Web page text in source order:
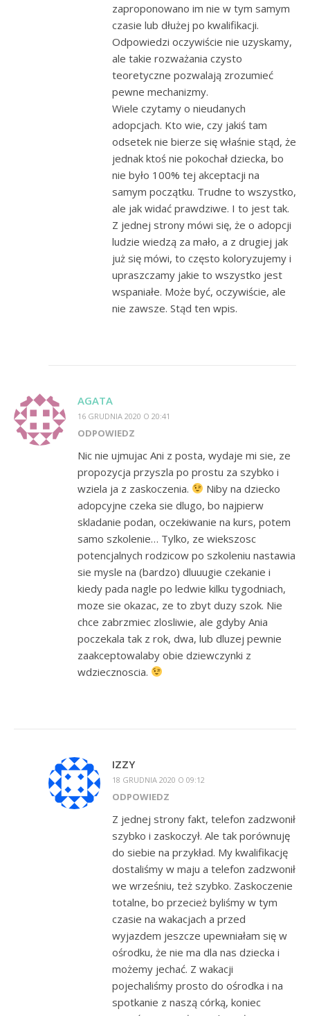
zaproponowano im nie w tym samym
czasie lub dłużej po kwalifikacji.
Odpowiedzi oczywiście nie uzyskamy,
ale takie rozważania czysto
teoretyczne pozwalają zrozumieć
pewne mechanizmy.
Wiele czytamy o nieudanych
adopcjach. Kto wie, czy jakiś tam
odsetek nie bierze się właśnie stąd, że
jednak ktoś nie pokochał dziecka, bo
nie było 100% tej akceptacji na
samym początku. Trudne to wszystko,
ale jak widać prawdziwe. I to jest tak.
Z jednej strony mówi się, że o adopcji
ludzie wiedzą za mało, a z drugiej jak
już się mówi, to często koloryzujemy i
upraszczamy jakie to wszystko jest
wspaniałe. Może być, oczywiście, ale
nie zawsze. Stąd ten wpis.
AGATA
16 GRUDNIA 2020 O 20:41
ODPOWIEDZ
Nic nie ujmujac Ani z posta, wydaje mi sie, ze
propozycja przyszla po prostu za szybko i
wziela ja z zaskoczenia.
Niby na dziecko
adopcyjne czeka sie dlugo, bo najpierw
skladanie podan, oczekiwanie na kurs, potem
samo szkolenie… Tylko, ze wiekszosc
potencjalnych rodzicow po szkoleniu nastawia
sie mysle na (bardzo) dluuugie czekanie i
kiedy pada nagle po ledwie kilku tygodniach,
moze sie okazac, ze to zbyt duzy szok. Nie
chce zabrzmiec zlosliwie, ale gdyby Ania
poczekala tak z rok, dwa, lub dluzej pewnie
zaakceptowalaby obie dziewczynki z
wdziecznoscia.
IZZY
18 GRUDNIA 2020 O 09:12
ODPOWIEDZ
Z jednej strony fakt, telefon zadzwonił
szybko i zaskoczył. Ale tak porównuję
do siebie na przykład. My kwalifikację
dostaliśmy w maju a telefon zadzwonił
we wrześniu, też szybko. Zaskoczenie
totalne, bo przecież byliśmy w tym
czasie na wakacjach a przed
wyjazdem jeszcze upewniałam się w
ośrodku, że nie ma dla nas dziecka i
możemy jechać. Z wakacji
pojechaliśmy prosto do ośrodka i na
spotkanie z naszą córką, koniec